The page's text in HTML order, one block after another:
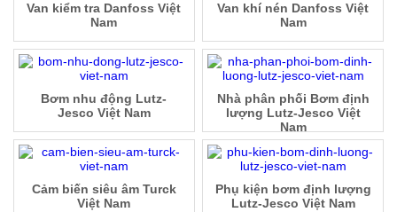
Van khí nén Danfoss Việt
Nam
Van kiểm tra Danfoss Việt
Nam
Nhà phân phối Bơm định
lượng Lutz-Jesco Việt
Nam
Bơm nhu động Lutz-
Jesco Việt Nam
Phụ kiện bơm định lượng
Lutz-Jesco Việt Nam
Cảm biến siêu âm Turck
Việt Nam